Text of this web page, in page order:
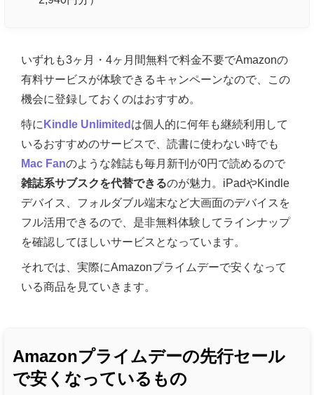
いずれも3ヶ月・4ヶ月間無料で料金不要でAmazonの
有料サービスが体験できるキャンペーンなので、この
機会に登録しておくのはおすすめ。
特に Kindle Unlimited は個人的に何年も継続利用して
いるおすすめのサービスで、読書に使わない時でも
Mac Fanのような雑誌も毎月新刊が0円で読めるので
雑誌系サブスクを代替できるのが魅力。iPadやKindle
デバイス、フォルダブル端末など大画面のデバイスを
フル活用できるので、是非無料体験してラインナップ
を確認してほしいサービスとなっています。
それでは、実際にAmazonプライムデーで安くなって
いる商品を見ていきます。
Amazonプライムデーの先行セール
で安くなっているもの